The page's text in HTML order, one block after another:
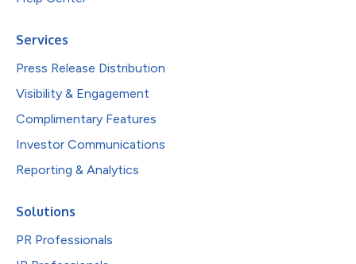
Services
Press Release Distribution
Visibility & Engagement
Complimentary Features
Investor Communications
Reporting & Analytics
Solutions
PR Professionals